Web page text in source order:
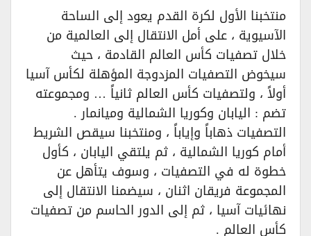
منتخبنا الأول لكرة القدم يعود إلى الساحة
الآسيوية ، على أمل الانتقال إلى العالمية من
خلال تصفيات كأس العالم القادمة ، حيث
سيخوض التصفيات المزدوجة المؤهلة لكأس آسيا
أولاً ، ولتصفيات كأس العالم ثانياً … ومجموعته
تضم : اليابان وكوريا الشمالية وميانمار .
التصفيات ذهاباً وإياباً ، ومنتخبنا سيقص الشريط
أمام كوريا الشمالية ، ثم يلتقي اليابان ، كأول
خطوة له في التصفيات ، وسوف يتأهل عن
المجموعة فريقان اثنان ، سيضمنا الانتقال إلى
نهائيات آسيا ، ثم إلى الدور الحاسم من تصفيات
كأس العالم .